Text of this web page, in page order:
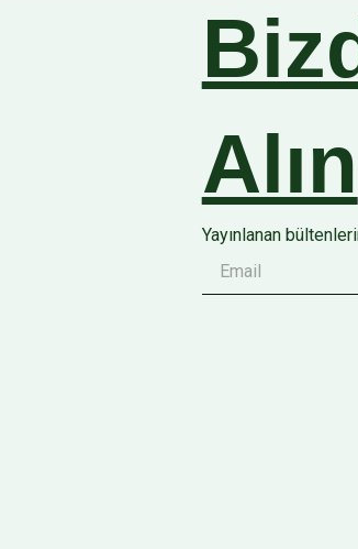
Alın
Yayınlanan